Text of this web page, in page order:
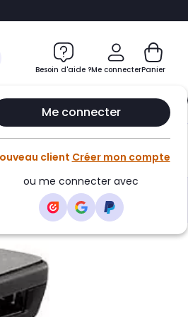
au chatbot
Besoin d'aide ?Me connecter
Me connecter
client Créer mon compte
ou me connecter avec
Panier
Le Club Infinity
au panier